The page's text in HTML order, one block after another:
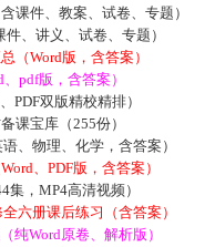
课件、教案、试卷、专题）
、讲义、试卷、专题）
（Word版，含答案）
pdf版，含答案）
PDF双版精校精排）
课宝库（255份）
、物理、化学，含答案）
、PDF版，含答案）
，MP4高清视频）
六册课后练习（含答案）
纯Word原卷、解析版）